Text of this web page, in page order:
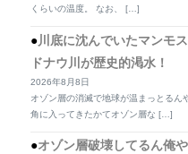
くらいの温度。 なお、 […]
川底に沈んでいたマンモ
ドナウ川が歴史的渇水！
2026年8月8日
オゾン層の消滅で地球が温まっとる
角に入ってきたかてオゾン層な […]
オゾン層破壊してるん俺